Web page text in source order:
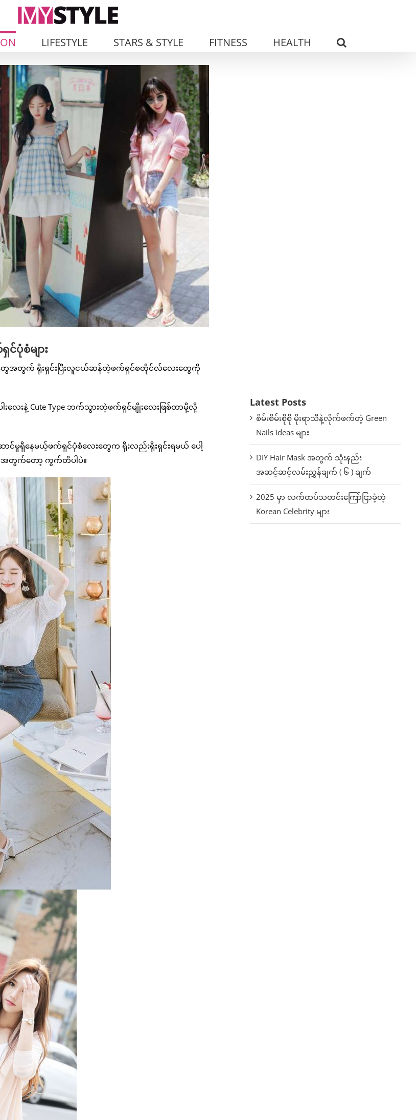
LIFESTYLE STARS & STYLE FITNESS HEALTH
ပုံစံများ
လေးတွေအတွက် ရိုးရှင်းပြီးလူငယ်ဆန်တဲ့ဖက်ရှင်စတိုင်လ်လေးတွေကို
နဲ့ Cute Type ဘက်သွားတဲ့ဖက်ရှင်မျိုးလေးဖြစ်တာမို့လို့
ရှိနေမယ့်ဖက်ရှင်ပုံစံလေးတွေက ရိုးလည်းရိုးရှင်းရမယ် ပေါ့
အတွက်တော့ ကွက်တိပါပဲ။
Latest Posts
စိမ်းစိမ်းစိုစို မိုးရာသီနဲ့လိုက်ဖက်တဲ့ Green
Nails Ideas များ
DIY Hair Mask အတွက် သုံးနည်း
အဆင့်ဆင့်လမ်းညွှန်ချက် ( ၆ ) ချက်
2025 မှာ လက်ထပ်သတင်းကြော်ငြာခဲ့တဲ့
Korean Celebrity များ